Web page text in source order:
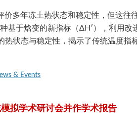
多年冻土热状态和稳定性，但这往
基于焓变的新指标（ΔH′），利用改
状态与稳定性，揭示了传统温度指
& Events
拟学术研讨会并作学术报告